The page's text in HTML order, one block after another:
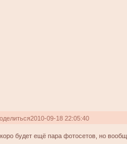
2010-09-18 22:05:40
будет ещё пара фотосетов, но